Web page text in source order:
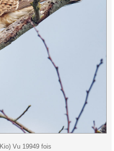
Vu 19949 fois